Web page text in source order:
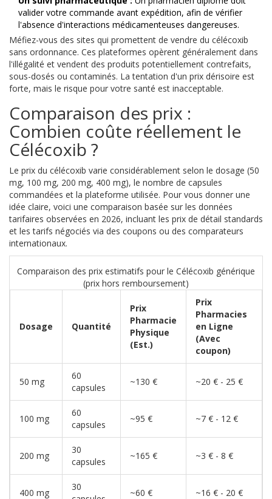
valider votre commande avant expédition, afin de vérifier
l'absence d'interactions médicamenteuses dangereuses.
Méfiez-vous des sites qui promettent de vendre du célécoxib
sans ordonnance. Ces plateformes opèrent généralement dans
l'illégalité et vendent des produits potentiellement contrefaits,
sous-dosés ou contaminés. La tentation d'un prix dérisoire est
forte, mais le risque pour votre santé est inacceptable.
Comparaison des prix :
Combien coûte réellement le
Célécoxib ?
Le prix du célécoxib varie considérablement selon le dosage (50
mg, 100 mg, 200 mg, 400 mg), le nombre de capsules
commandées et la plateforme utilisée. Pour vous donner une
idée claire, voici une comparaison basée sur les données
tarifaires observées en 2026, incluant les prix de détail standards
et les tarifs négociés via des coupons ou des comparateurs
internationaux.
Comparaison des prix estimatifs pour le Célécoxib générique
(prix hors remboursement)
Dosage Quantité
Prix
Pharmacie
Physique
(Est.)
Prix
Pharmacies
en Ligne
(Avec
coupon)
50 mg
60
capsules
~130 € ~20 € - 25 €
100 mg
60
capsules
~95 € ~7 € - 12 €
200 mg
30
capsules
~165 € ~3 € - 8 €
400 mg
30
~60 € ~16 € - 20 €